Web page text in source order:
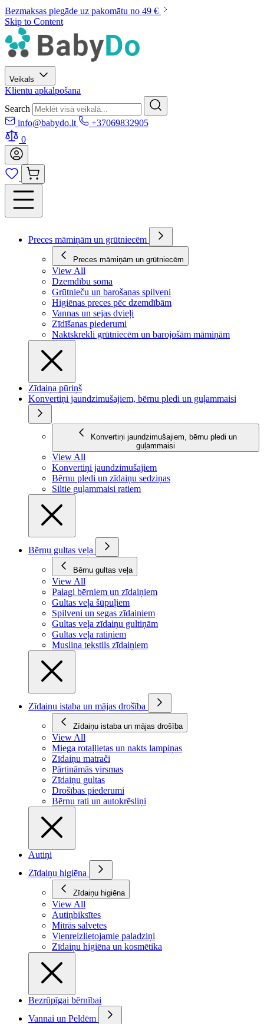
Bezmaksas piegāde uz pakomātu no 49 €
Skip to Content
Veikals
Klientu apkalpošana
Search
info@babydo.lt
+37069832905
0
Preces māmiņām un grūtniecēm
Preces māmiņām un grūtniecēm
View All
Dzemdību soma
Grūtnieču un barošanas spilveni
Higiēnas preces pēc dzemdībām
Vannas un sejas dvieļi
Zīdīšanas piederumi
Naktskrekli grūtniecēm un barojošām māmiņām
Zīdaiņa pūriņš
Konvertiņi jaundzimušajiem, bērnu pledi un guļammaisi
Konvertiņi jaundzimušajiem, bērnu pledi un
guļammaisi
View All
Konvertiņi jaundzimušajiem
Bērnu pledi un zīdaiņu sedziņas
Siltie guļammaisi ratiem
Bērnu gultas veļa
Bērnu gultas veļa
View All
Palagi bērniem un zīdaiņiem
Gultas veļa šūpuļiem
Spilveni un segas zīdaiņiem
Gultas veļa zīdaiņu gultiņām
Gultas veļa ratiņiem
Muslina tekstils zīdaiņiem
Zīdaiņu istaba un mājas drošība
Zīdaiņu istaba un mājas drošība
View All
Miega rotaļlietas un nakts lampiņas
Zīdaiņu matrači
Pārtināmās virsmas
Zīdaiņu gultas
Drošības piederumi
Bērnu rati un autokrēsliņi
Autiņi
Zīdaiņu higiēna
Zīdaiņu higiēna
View All
Autiņbiksītes
Mitrās salvetes
Vienreizlietojamie paladziņi
Zīdaiņu higiēna un kosmētika
Bezrūpīgai bērnībai
Vannai un Peldēm